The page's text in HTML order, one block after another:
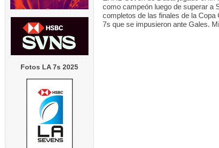
Fotos LA 7s 2025
como campeón luego de superar a
completos de las finales de la
7s que se impusieron ante Gales.